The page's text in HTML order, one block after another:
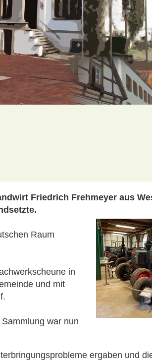
Friedrich Frehmeyer aus
Raum
in
und mit
war nun
ergaben und